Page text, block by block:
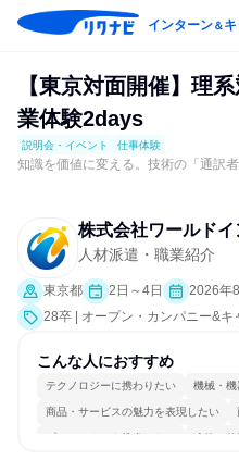
インターン＆
【東京対面開催】理
業体験2days
説明会・イベント 仕事体験
知識を価値に変える。技術の「通訳者
株式会社ワールドイ
人材派遣・職業紹介
東京都 2日～4日
2026年
28卒 | オープン・カンパニー&
業界研究]、仕事体験）
こんな人におすすめ
テクノロジーに携わりたい 機械・
商品・サービスの魅力を表現したい
プロジェクトを推進したい 冷静に仕